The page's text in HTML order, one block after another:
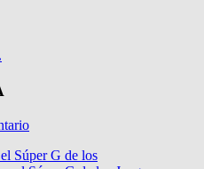
Súper G de los